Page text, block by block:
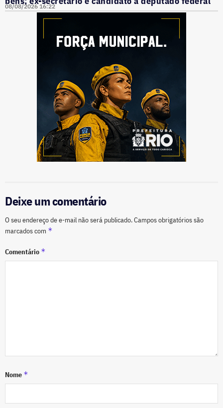
08/08/2026 16:22
Deixe um comentário
O seu endereço de e-mail não será publicado.Campos obrigatórios são
marcados com *
Comentário *
Nome *